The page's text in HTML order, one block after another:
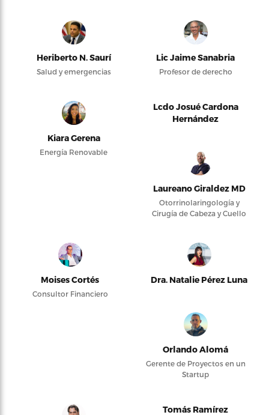
Heriberto N. Saurí
Salud y emergencias
Lic Jaime Sanabria
Profesor de derecho
Kiara Gerena
Energía Renovable
Lcdo Josué Cardona
Hernández
Laureano Giraldez MD
Otorrinolaringología y
Cirugía de Cabeza y Cuello
Moises Cortés
Consultor Financiero
Dra. Natalie Pérez Luna
Orlando Alomá
Gerente de Proyectos en un
Startup
Tomás Ramírez